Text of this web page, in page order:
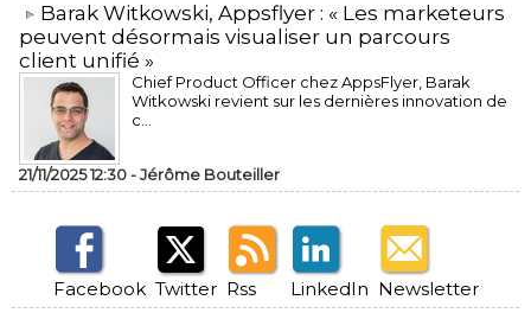
​Barak Witkowski, Appsflyer : « Les marketeurs
peuvent désormais visualiser un parcours
client unifié »
Chief Product Officer chez AppsFlyer, ​Barak
Witkowski revient sur les dernières innovation de
c...
21/11/2025 12:30 -Jérôme Bouteiller
Facebook Twitter Rss LinkedIn Newsletter